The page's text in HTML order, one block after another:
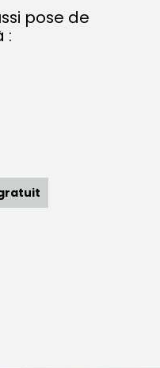
pose de
: